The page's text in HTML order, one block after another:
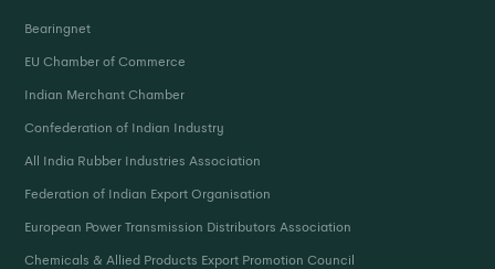
Bearingnet
EU Chamber of Commerce
Indian Merchant Chamber
Confederation of Indian Industry
All India Rubber Industries Association
Federation of Indian Export Organisation
European Power Transmission Distributors Association
Chemicals & Allied Products Export Promotion Council